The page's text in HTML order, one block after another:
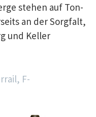
stehen auf Ton-
an der Sorgfalt,
und Keller
F-